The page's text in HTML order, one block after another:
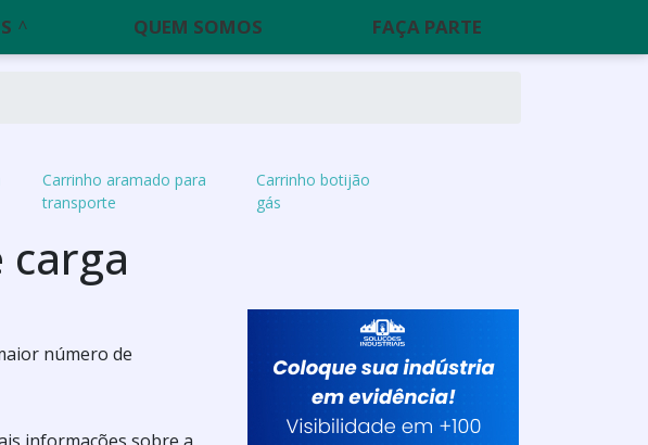
QUEM SOMOS FAÇA PARTE
Carrinho aramado para
transporte
Carrinho botijão
gás
número de